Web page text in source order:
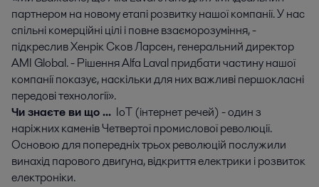
партнером на новому етапі розвитку нашої компанії. У нас
спільні комерційні цілі і повне взаєморозуміння, -
підкреслив Хенрік Сков Ларсен, генеральний директор
AMI Global. - Рішення Alfa Laval придбати частину нашої
компанії показує, наскільки для них важливі першокласні
передові технології».
Чи знаєте ви що ... IoT (інтернет речей) - один з
наріжних каменів Четвертої промислової революції.
Основою для попередніх трьох революцій послужили
винахід парового двигуна, відкриття електрики і розвиток
електроніки.